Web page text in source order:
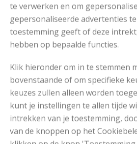
te verwerken en om
gepersonaliseerde advertenties
toestemming geeft of deze
hebben op bepaalde functies.
Klik hieronder om in te stemmen
bovenstaande of om specifieke
keuzes zullen alleen worden
kunt je instellingen te allen tijde
intrekken van je toestemming,
van de knoppen op het